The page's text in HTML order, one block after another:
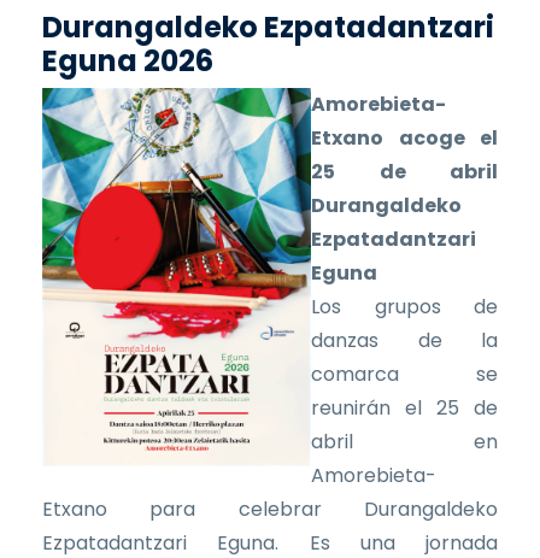
Durangaldeko Ezpatadantzari
Eguna 2026
Amorebieta-
Etxano acoge el
25 de abril
Durangaldeko
Ezpatadantzari
Eguna
Los grupos de
danzas de la
comarca se
reunirán el 25 de
abril en
Amorebieta-
Etxano para celebrar Durangaldeko
Ezpatadantzari Eguna. Es una jornada